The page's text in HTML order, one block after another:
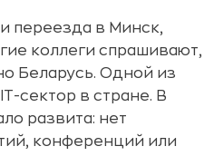
переезда в Минск,
коллеги спрашивают,
Беларусь. Одной из
сектор в стране. В
развита: нет
конференций или